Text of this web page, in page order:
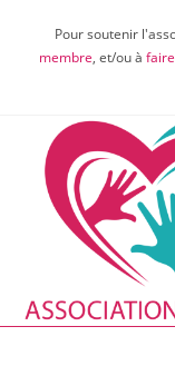
Pour soutenir
membre, et/ou à